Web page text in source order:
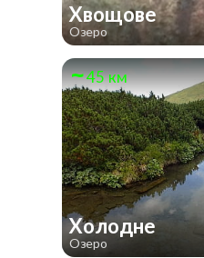
Хвощове
Озеро
45 км
Холодне
Озеро